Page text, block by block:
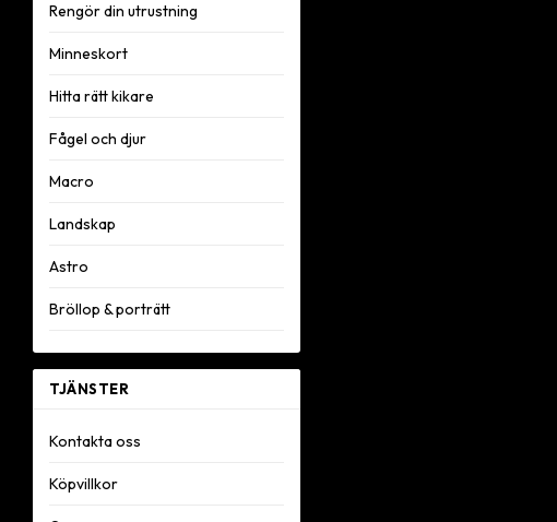
Rengör din utrustning
Minneskort
Hitta rätt kikare
Fågel och djur
Macro
Landskap
Astro
Bröllop & porträtt
TJÄNSTER
Kontakta oss
Köpvillkor